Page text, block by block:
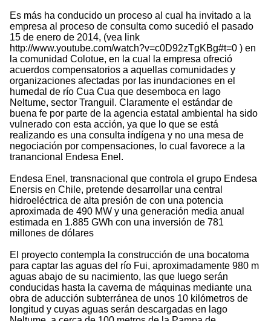
Es más ha conducido un proceso al cual ha invitado a la
empresa al proceso de consulta como sucedió el pasado
15 de enero de 2014, (vea link
http://www.youtube.com/watch?v=c0D92zTgKBg#t=0 ) en
la comunidad Colotue, en la cual la empresa ofreció
acuerdos compensatorios a aquellas comunidades y
organizaciones afectadas por las inundaciones en el
humedal de río Cua Cua que desemboca en lago
Neltume, sector Tranguil. Claramente el estándar de
buena fe por parte de la agencia estatal ambiental ha sido
vulnerado con esta acción, ya que lo que se está
realizando es una consulta indígena y no una mesa de
negociación por compensaciones, lo cual favorece a la
tranancional Endesa Enel.
Endesa Enel, transnacional que controla el grupo Endesa
Enersis en Chile, pretende desarrollar una central
hidroeléctrica de alta presión de con una potencia
aproximada de 490 MW y una generación media anual
estimada en 1.885 GWh con una inversión de 781
millones de dólares
El proyecto contempla la construcción de una bocatoma
para captar las aguas del río Fui, aproximadamente 980 m
aguas abajo de su nacimiento, las que luego serán
conducidas hasta la caverna de máquinas mediante una
obra de aducción subterránea de unos 10 kilómetros de
longitud y cuyas aguas serán descargadas en lago